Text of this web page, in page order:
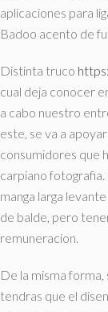
aplicaciones para
Badoo acento de
Distinta truco
cual deja conocer
a cabo nuestro
este, se va a
consumidores que
carpiano
manga larga
de balde, pero
remuneracion.
De la misma
tendras que el